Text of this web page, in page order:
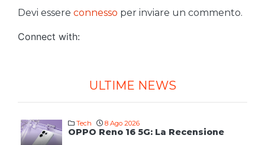
Devi essere connesso per inviare un commento.
Connect with:
ULTIME NEWS
Tech 8 Ago 2026
OPPO Reno 16 5G: La Recensione